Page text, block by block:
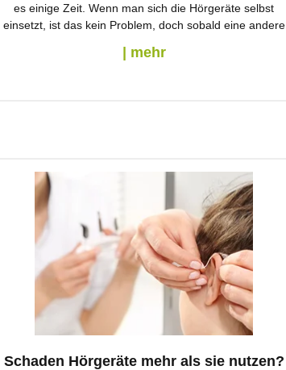
es einige Zeit. Wenn man sich die Hörgeräte selbst
einsetzt, ist das kein Problem, doch sobald eine andere
| mehr
Schaden Hörgeräte mehr als sie nutzen?